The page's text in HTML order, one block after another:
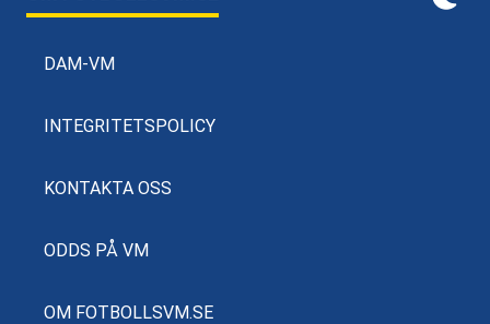
DAM-VM
INTEGRITETSPOLICY
KONTAKTA OSS
ODDS PÅ VM
OM FOTBOLLSVM.SE